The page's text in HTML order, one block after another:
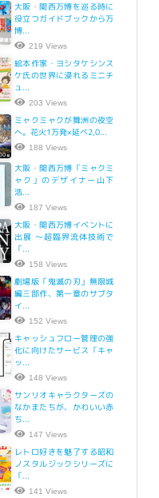
大阪・関西万博を巡る時に
役立つガイドブックから万
博...
219 Views
絵本作家・ヨシタケシンス
ケ氏の世界に浸れるミニチ
ュ...
203 Views
ミャクミャクが舞洲の夜空
へ。花火1万発×延べ2,0...
188 Views
大阪・関西万博「ミャクミ
ャク」のデザイナー山下
浩...
187 Views
大阪・関西万博イベントに
出展 ～超臨界流体技術で
「...
158 Views
劇場版「鬼滅の刃」無限城
編三部作、第一章のサブタ
イ...
152 Views
キャッシュフロー管理の強
化に向けたサービス「キャ
ッ...
148 Views
サンリオキャラクターズの
なかまたちが、かわいい赤
ち...
147 Views
レトロ好きを魅了する昭和
ノスタルジックシリーズに
「...
141 Views